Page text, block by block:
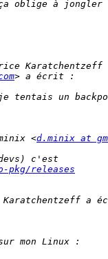
<d.minix at
pkg/releases